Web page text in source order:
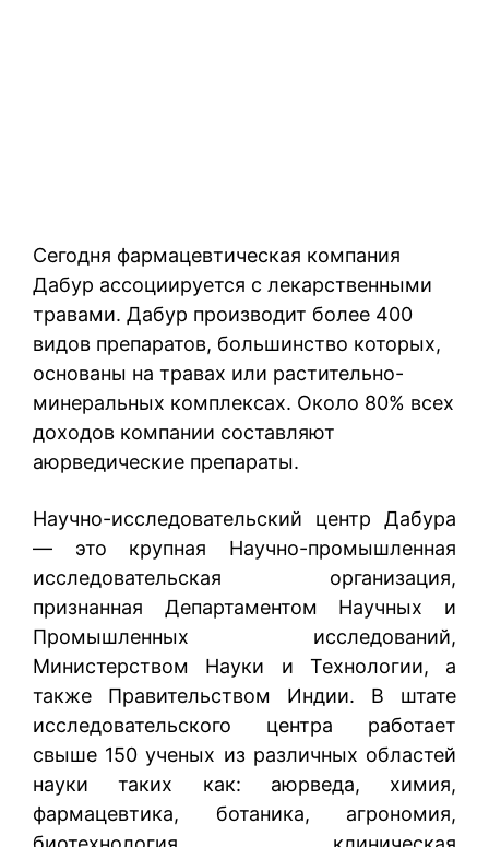
Сегодня фармацевтическая компания
Дабур ассоциируется с лекарственными
травами. Дабур производит более 400
видов препаратов, большинство которых,
основаны на травах или растительно-
минеральных комплексах. Около 80% всех
доходов компании составляют
аюрведические препараты.
Научно-исследовательский центр Дабура
— это крупная Научно-промышленная
исследовательская организация,
признанная Департаментом Научных и
Промышленных исследований,
Министерством Науки и Технологии, а
также Правительством Индии. В штате
исследовательского центра работает
свыше 150 ученых из различных областей
науки таких как: аюрведа, химия,
фармацевтика, ботаника, агрономия,